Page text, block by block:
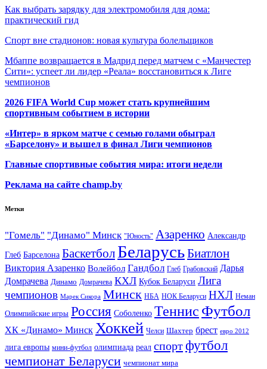
Как выбрать зарядку для электромобиля для дома:
практический гид
Спорт вне стадионов: новая культура болельщиков
Мбаппе возвращается в Мадрид перед матчем с «Манчестер
Сити»: успеет ли лидер «Реала» восстановиться к Лиге
чемпионов
2026 FIFA World Cup может стать крупнейшим
спортивным событием в истории
«Интер» в ярком матче с семью голами обыграл
«Барселону» и вышел в финал Лиги чемпионов
Главные спортивные события мира: итоги недели
Реклама на сайте champ.by
Метки
"Гомель" "Динамо" Минск "Юность" Азаренко Александр
Глеб Барселона Баскетбол БеларусьБиатлон
Виктория Азаренко Волейбол Гандбол Глеб Грабовский Дарья
Домрачева Динамо Домрачева КХЛ Кубок Беларуси Лига
чемпионов Марек Сикора Минск НБА НОК Беларуси НХЛ Неман
Олимпийские игры Россия Соболенко Теннис Футбол
ХК «Динамо» Минск Хоккей Челси Шахтер брест евро 2012
лига европы мини-футбол олимпиада реал спортфутбол
чемпионат Беларуси чемпионат мира